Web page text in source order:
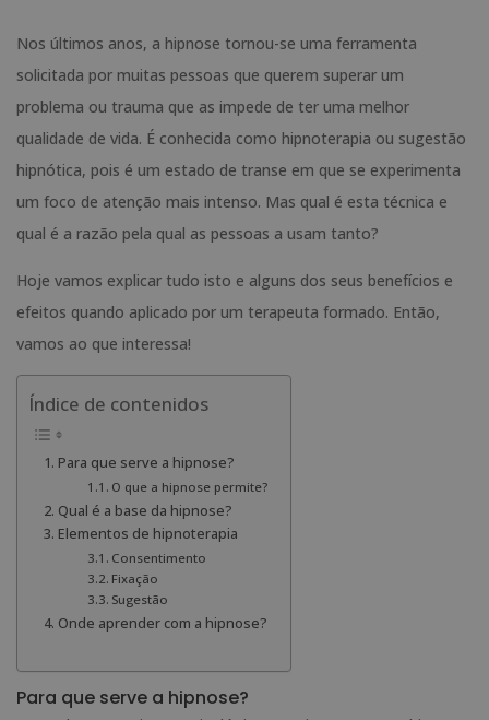
Nos últimos anos, a hipnose tornou-se uma ferramenta
solicitada por muitas pessoas que querem superar um
problema ou trauma que as impede de ter uma melhor
qualidade de vida. É conhecida como hipnoterapia ou sugestão
hipnótica, pois é um estado de transe em que se experimenta
um foco de atenção mais intenso. Mas qual é esta técnica e
qual é a razão pela qual as pessoas a usam tanto?
Hoje vamos explicar tudo isto e alguns dos seus benefícios e
efeitos quando aplicado por um terapeuta formado. Então,
vamos ao que interessa!
Índice de contenidos
Para que serve a hipnose?
O que a hipnose permite?
Qual é a base da hipnose?
Elementos de hipnoterapia
Consentimento
Fixação
Sugestão
Onde aprender com a hipnose?
Para que serve a hipnose?